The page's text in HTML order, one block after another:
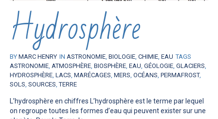
Hydrosphère
BY MARC HENRY IN ASTRONOMIE BIOLOGIE CHIMIE EAU TAGS
ASTRONOMIE ATMOSPHÈRE BIOSPHÈRE EAU GÉOLOGIE GLACIERS
HYDROSPHÈRE LACS MARÉCAGES MERS OCÉANS PERMAFROST,
SOLS SOURCES ,TERRE
L’hydrosphère en chiffres L’hydrosphère est le terme par lequel
on regroupe toutes les formes d’eau qui peuvent exister sur une